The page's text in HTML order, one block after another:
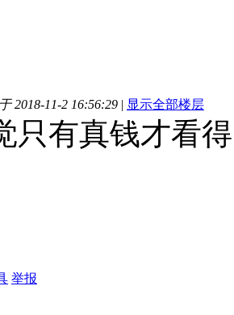
2018-11-2 16:56:29 | 显示全部楼层
只有真钱才看
举报